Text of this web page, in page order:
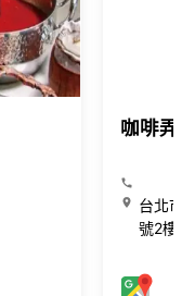
咖啡弄
台北市
號2樓